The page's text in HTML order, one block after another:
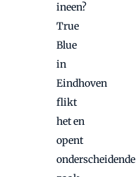
ineen?
True
Blue
in
Eindhoven
flikt
het en
opent
onderscheidende